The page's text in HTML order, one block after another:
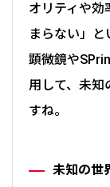
オリティや効
まらない」
顕微鏡や
用して、未知
すね。
未知の世